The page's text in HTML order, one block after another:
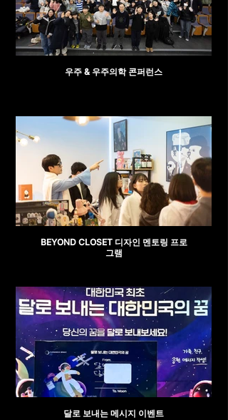
우주 & 우주의학 콘퍼런스
BEYOND CLOSET 디자인 멘토링 프로
그램
달로 보내는 메시지 이벤트